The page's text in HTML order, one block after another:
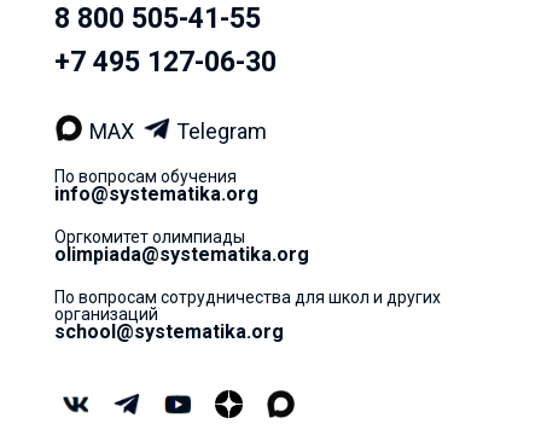
8 800 505-41-55
+7 495 127-06-30
MAX Telegram
По вопросам обучения
info@systematika.org
Оргкомитет олимпиады
olimpiada@systematika.org
По вопросам сотрудничества для школ и других
организаций
school@systematika.org